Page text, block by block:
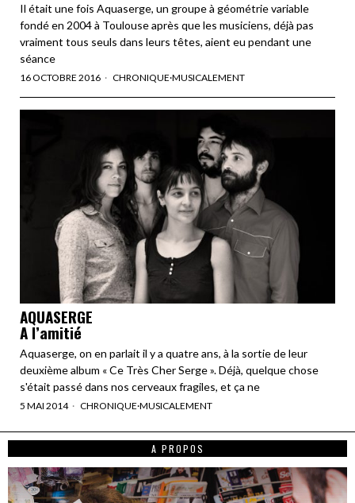
Il était une fois Aquaserge, un groupe à géométrie variable
fondé en 2004 à Toulouse après que les musiciens, déjà pas
vraiment tous seuls dans leurs têtes, aient eu pendant une
séance
16 OCTOBRE 2016 CHRONIQUE·MUSICALEMENT
AQUASERGE
A l’amitié
Aquaserge, on en parlait il y a quatre ans, à la sortie de leur
deuxième album « Ce Très Cher Serge ». Déjà, quelque chose
s'était passé dans nos cerveaux fragiles, et ça ne
5 MAI 2014 CHRONIQUE·MUSICALEMENT
A PROPOS